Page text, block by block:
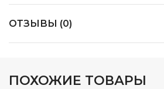
ОТЗЫВЫ (0)
ПОХОЖИЕ ТОВАРЫ